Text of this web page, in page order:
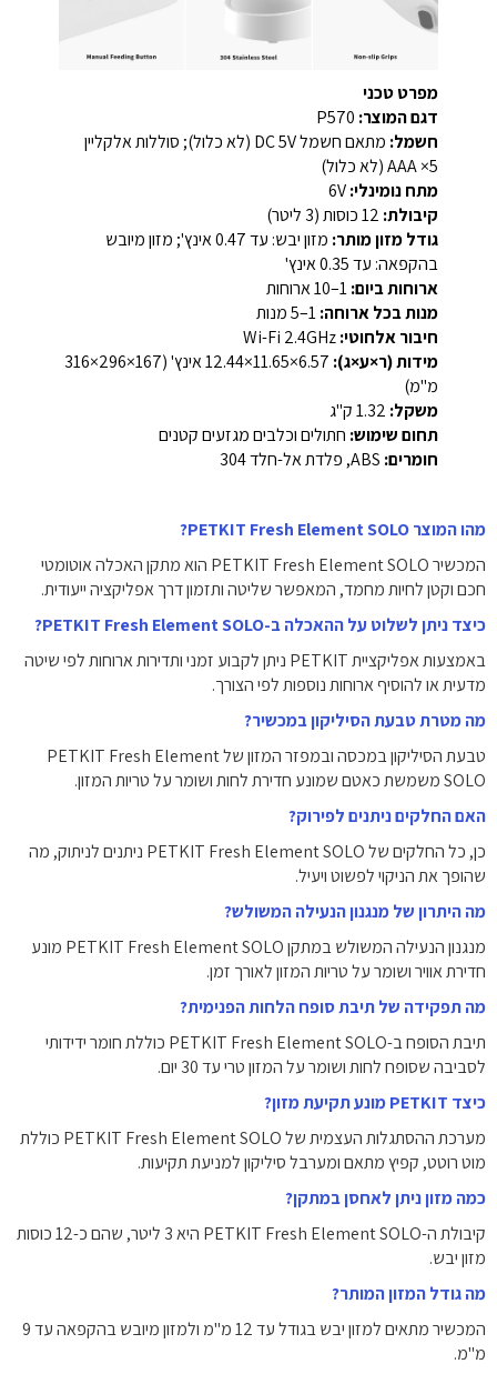
מפרט טכני
דגם המוצר:
חשמל:
מתאם חשמל DC 5V (לא כלול); סוללות אלקליין
AAA ×5 (לא כלול)
מתח נומינלי:
קיבולת:
גודל מזון מותר:
מזון יבש: עד 0.47 אינץ'; מזון מיובש
בהקפאה: עד 0.35 אינץ'
ארוחות ביום:
מנות בכל ארוחה:
חיבור אלחוטי:
מידות (ר×ע×ג):
6.57×11.65×12.44 אינץ' (167×296×316
מ"מ)
משקל:
תחום שימוש: חתולים וכלבים מגזעים קטנים
חומרים:
מהו המוצר PETKIT Fresh Element SOLO?
המכשיר PETKIT Fresh Element SOLO הוא מתקן האכלה אוטומטי
חכם וקטן לחיות מחמד, המאפשר שליטה ותזמון דרך אפליקציה ייעודית.
כיצד ניתן לשלוט על ההאכלה ב-PETKIT Fresh Element SOLO?
באמצעות אפליקציית PETKIT ניתן לקבוע זמני ותדירות ארוחות לפי שיטה
מדעית או להוסיף ארוחות נוספות לפי הצורך.
מה מטרת טבעת הסיליקון במכשיר?
טבעת הסיליקון במכסה ובמפזר המזון של PETKIT Fresh Element
SOLO משמשת כאטם שמונע חדירת לחות ושומר על טריות המזון.
האם החלקים ניתנים לפירוק?
כן, כל החלקים של PETKIT Fresh Element SOLO ניתנים לניתוק, מה
שהופך את הניקוי לפשוט ויעיל.
מה היתרון של מנגנון הנעילה המשולש?
מנגנון הנעילה המשולש במתקן PETKIT Fresh Element SOLO מונע
חדירת אוויר ושומר על טריות המזון לאורך זמן.
מה תפקידה של תיבת סופח הלחות הפנימית?
תיבת הסופח ב-PETKIT Fresh Element SOLO כוללת חומר ידידותי
לסביבה שסופח לחות ושומר על המזון טרי עד 30 יום.
כיצד PETKIT מונע תקיעת מזון?
מערכת ההסתגלות העצמית של PETKIT Fresh Element SOLO כוללת
מוט רוטט, קפיץ מתאם ומערבל סיליקון למניעת תקיעות.
כמה מזון ניתן לאחסן במתקן?
קיבולת ה-PETKIT Fresh Element SOLO היא 3 ליטר, שהם כ-12 כוסות
מזון יבש.
מה גודל המזון המותר?
המכשיר מתאים למזון יבש בגודל עד 12 מ"מ ולמזון מיובש בהקפאה עד 9
מ"מ.